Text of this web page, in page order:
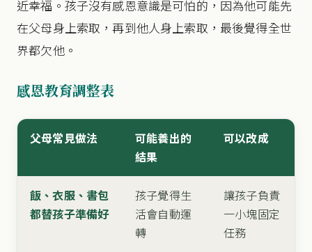
近幸福。孩子沒有感恩意識是可怕的，因為他可能先
在父母身上索取，再到他人身上索取，最後覺得全世
界都欠他。
感恩教育調整表
父母常見做法
可能養出的
結果
可以改成
飯、衣服、書包
都替孩子準備好
孩子覺得生
活會自動運
轉
讓孩子負責
一小塊固定
任務